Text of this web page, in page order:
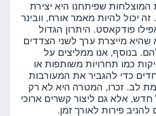
שפיתחנו היא יצירת
יכול להיות מאמר אורח, וובינר
פודקאסט. היתרון הגדול
שהיא מייצרת ערך לשני הצדדים
בנוסף, אנו ממליצים על
כמו תחרויות משותפות או
כדי להגביר את המעורבות
לב. זכרו, המטרה היא לא רק
אלא גם ליצור קשרים ארוכי
להניב פירות לאורך זמן.